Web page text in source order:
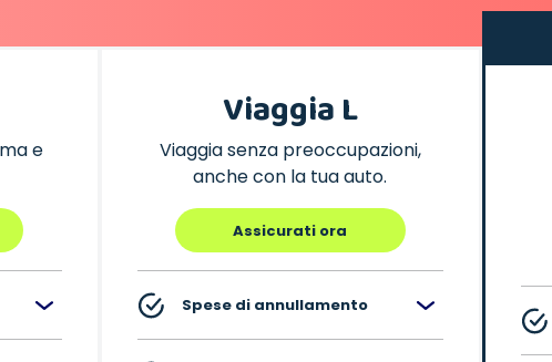
e
Viaggia L
Viaggia senza preoccupazioni,
anche con la tua auto.
Assicurati ora
Spese di annullamento